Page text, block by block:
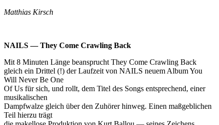
Matthias Kirsch
NAILS — They Come Crawling Back
Mit 8 Minuten Länge beansprucht They Come Crawling Back
gleich ein Drittel (!) der Laufzeit von NAILS neuem Album You
Will Never Be One
Of Us für sich, und rollt, dem Titel des Songs entsprechend, einer
musikalischen
Dampfwalze gleich über den Zuhörer hinweg. Einen maßgeblichen
Teil hierzu trägt